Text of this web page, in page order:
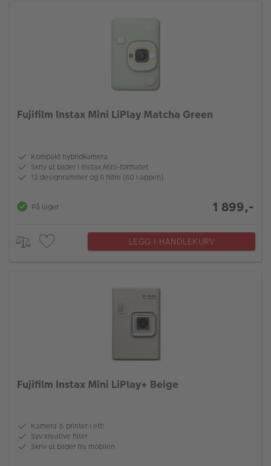
Fujifilm Instax Mini LiPlay Matcha Green
Kompakt hybridkamera
Skriv ut bilder i Instax Mini-formatet
13 designrammer og 6 filtre (60 i appen)
På lager 1 899,-
LEGG I HANDLEKURV
Fujifilm Instax Mini LiPlay+ Beige
Kamera & printer i ett!
Syv kreative filter
Skriv ut bilder fra mobilen